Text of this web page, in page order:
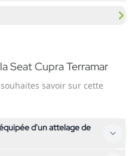
Seat Cupra Terramar
savoir sur cette